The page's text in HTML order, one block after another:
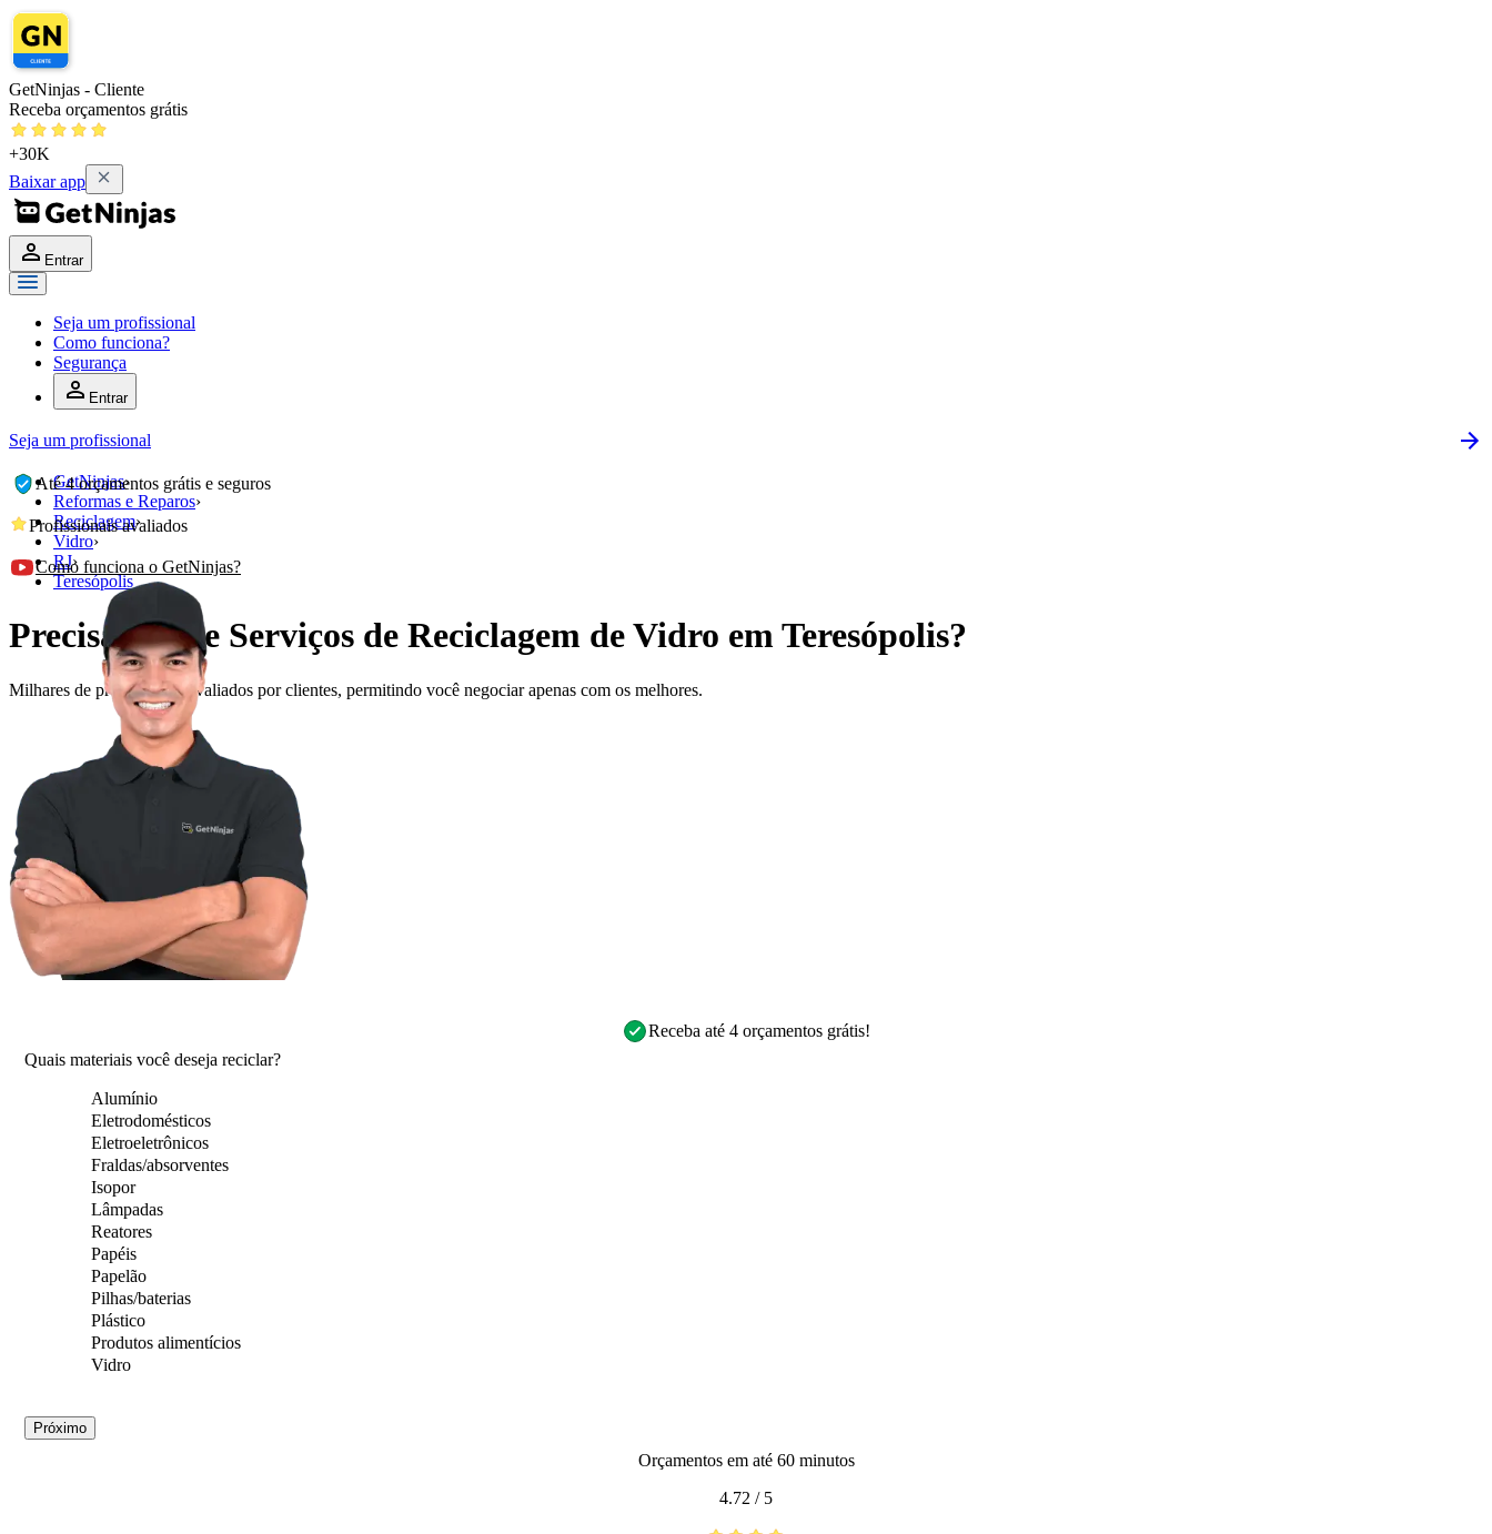
GetNinjas - Cliente
Receba orçamentos grátis
+30K
Baixar app
Entrar
Seja um profissional
Como funciona?
Segurança
Entrar
Seja um profissional
GetNinjas›
Reformas e Reparos›
Reciclagem›
Vidro›
RJ›
Teresópolis
Precisando de Serviços de Reciclagem de Vidro em Teresópolis?
Milhares de profissionais avaliados por clientes, permitindo você negociar apenas com os melhores.
Até 4 orçamentos grátis e seguros
Profissionais avaliados
Como funciona o GetNinjas?
Receba até 4 orçamentos grátis!
Quais materiais você deseja reciclar?
Alumínio
Eletrodomésticos
Eletroeletrônicos
Fraldas/absorventes
Isopor
Lâmpadas
Reatores
Papéis
Papelão
Pilhas/baterias
Plástico
Produtos alimentícios
Vidro
Próximo
Orçamentos em até 60 minutos
4.72 / 5